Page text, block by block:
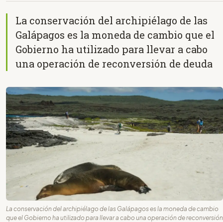
La conservación del archipiélago de las
Galápagos es la moneda de cambio que el
Gobierno ha utilizado para llevar a cabo
una operación de reconversión de deuda
La conservación del archipiélago de las Galápagos es la moneda de cambio
que el Gobierno ha utilizado para llevar a cabo una operación de reconversión